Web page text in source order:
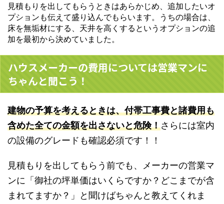
見積もりを出してもらうときはあらかじめ、 追加したいオ
プションも伝えて盛り込んでもらいます。うちの場合は、
床を無垢材にする、天井を高くするというオプションの追
加を最初から決めていました。
ハウスメーカーの費用については営業マンに
ちゃんと聞こう！
建物の予算を考えるときは、付帯工事費と諸費用も
含めた全ての金額を出さないと危険！さらには室内
の設備のグレードも確認必須です！！
見積もりを出してもらう前でも、メーカーの営業マ
ンに「御社の坪単価はいくらですか？どこまでが含
まれてますか？」と聞けばちゃんと教えてくれま